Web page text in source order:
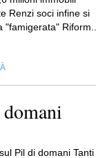
Renzi soci infine si
"famigerata"
Pil di domani Tanti